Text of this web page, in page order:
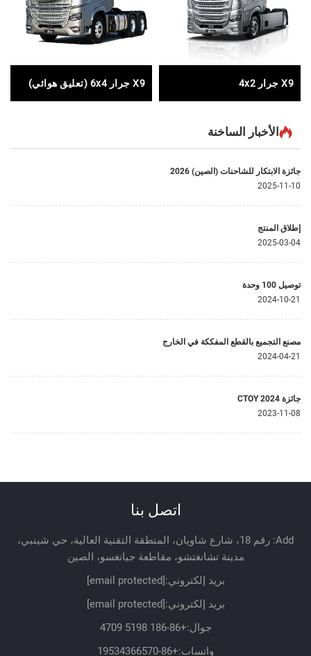
X9 جرار 4x2 X9 جرار 6x4 (تعليق هوائي)
الأخبار الساخنة
جائزة الابتكار للشاحنات (الصين) 2026
2025-11-10
إطلاق المنتج
2025-03-04
توصيل 100 وحدة
2024-10-21
مصنع التجميع بالقطع المفككة في الخارج
2024-04-21
جائزة CTOY 2024
2023-11-08
اتصل بنا
Add: رقم 18، شارع شاويان، المنطقة التقنية العالية، حي شينبي،
مدينة تشانغتشو، مقاطعة جيانغسو، الصين
بريد إلكتروني:[email protected]
بريد إلكتروني:[email protected]
جوال:+86-186 5198 4709
واتساب:+86-19534366570